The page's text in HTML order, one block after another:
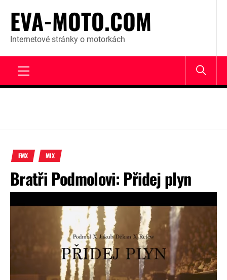
content
EVA-MOTO.COM
Internetové stránky o motorkách
FMX MIX
Bratři Podmolovi: Přidej plyn